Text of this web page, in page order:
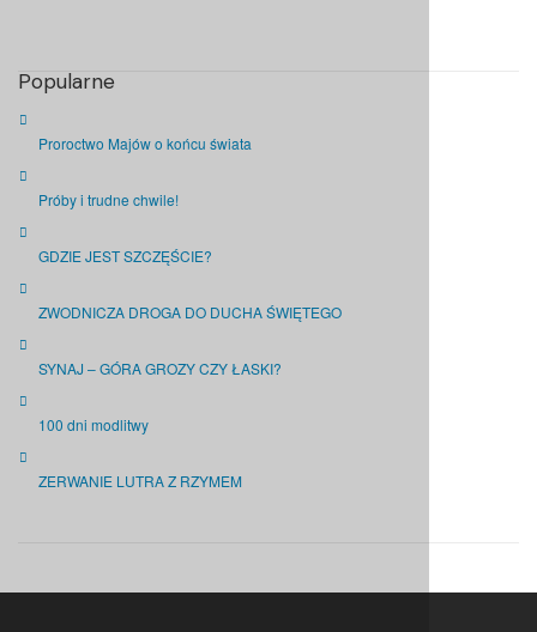
Popularne
Proroctwo Majów o końcu świata
Próby i trudne chwile!
GDZIE JEST SZCZĘŚCIE?
ZWODNICZA DROGA DO DUCHA ŚWIĘTEGO
SYNAJ – GÓRA GROZY CZY ŁASKI?
100 dni modlitwy
ZERWANIE LUTRA Z RZYMEM